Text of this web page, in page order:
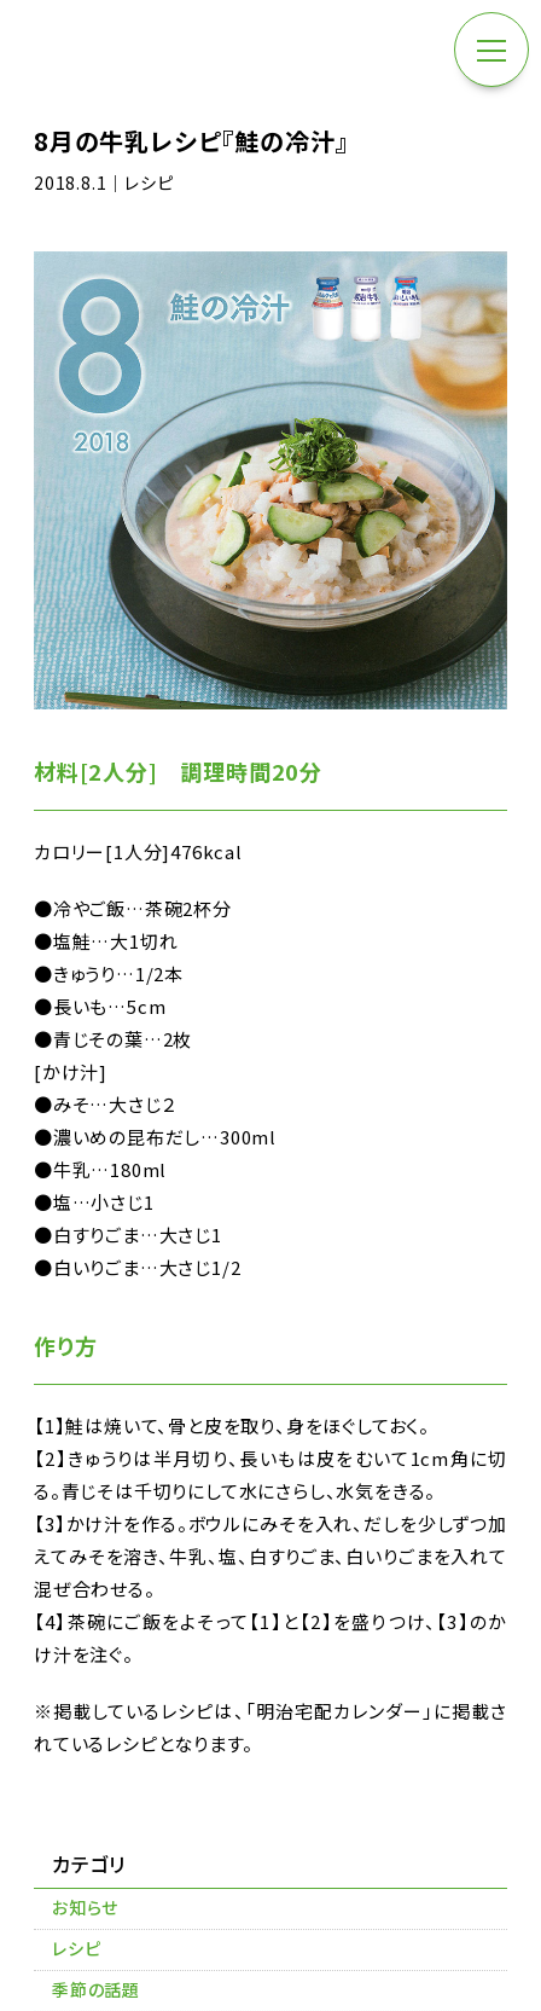
8月の牛乳レシピ『鮭の冷汁』
2018.8.1｜レシピ
材料[2人分] 調理時間20分
カロリー[1人分]476kcal
●冷やご飯…茶碗2杯分
●塩鮭…大1切れ
●きゅうり…1/2本
●長いも…5cm
●青じその葉…2枚
[かけ汁]
●みそ…大さじ２
●濃いめの昆布だし…300ml
●牛乳…180ml
●塩…小さじ1
●白すりごま…大さじ1
●白いりごま…大さじ1/2
作り方
【1】鮭は焼いて、骨と皮を取り、身をほぐしておく。
【2】きゅうりは半月切り、長いもは皮をむいて1cm角に切
る。青じそは千切りにして水にさらし、水気をきる。
【3】かけ汁を作る。ボウルにみそを入れ、だしを少しずつ加
えてみそを溶き、牛乳、塩、白すりごま、白いりごまを入れて
混ぜ合わせる。
【4】茶碗にご飯をよそって【1】と【2】を盛りつけ、【3】のか
け汁を注ぐ。
※掲載しているレシピは、「明治宅配カレンダー」に掲載さ
れているレシピとなります。
カテゴリ
お知らせ
レシピ
季節の話題